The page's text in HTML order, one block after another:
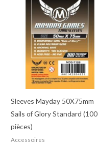
Sleeves Mayday 50X75mm
Sails of Glory Standard (100
pièces)
Accessoires